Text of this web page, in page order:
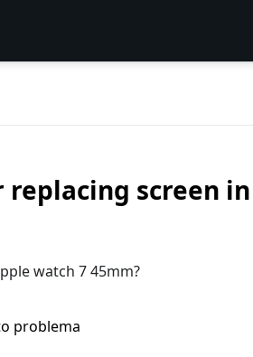
screen
watch 7 45mm?
problema